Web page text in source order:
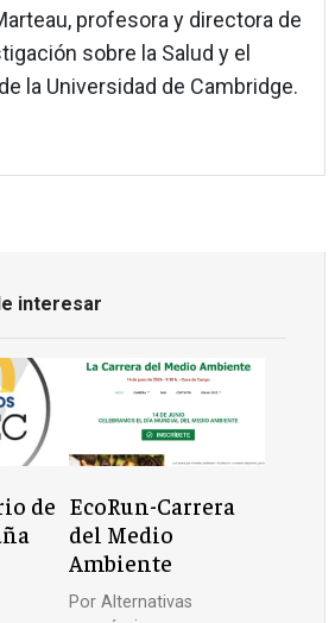
profesora y directora de
sobre la Salud y el
la Universidad de Cambridge.
interesar
de EcoRun-Carrera
del Medio
Ambiente
Por Alternativas